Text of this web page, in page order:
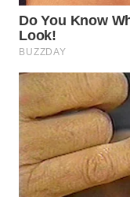
WN
LANGKAT
TAPANULI
SELATAN
WN
TANJUNG
LESUNG